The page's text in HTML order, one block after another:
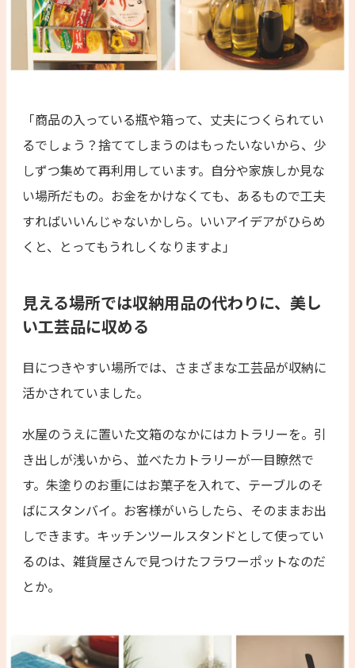
「商品の入っている瓶や箱って、丈夫につくられてい
るでしょう？捨ててしまうのはもったいないから、少
しずつ集めて再利用しています。自分や家族しか見な
い場所だもの。お金をかけなくても、あるもので工夫
すればいいんじゃないかしら。いいアイデアがひらめ
くと、とってもうれしくなりますよ」
見える場所では収納用品の代わりに、美し
い工芸品に収める
目につきやすい場所では、さまざまな工芸品が収納に
活かされていました。
水屋のうえに置いた文箱のなかにはカトラリーを。引
き出しが浅いから、並べたカトラリーが一目瞭然で
す。朱塗りのお重にはお菓子を入れて、テーブルのそ
ばにスタンバイ。お客様がいらしたら、そのままお出
しできます。キッチンツールスタンドとして使ってい
るのは、雑貨屋さんで見つけたフラワーポットなのだ
とか。